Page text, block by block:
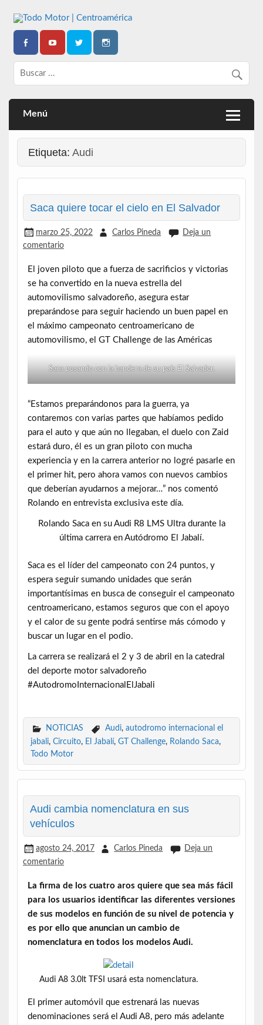
Todo Motor | Centroamérica
Menú
Etiqueta:Audi
Saca quiere tocar el cielo en El Salvador
marzo 25, 2022 Carlos Pineda
Deja un
comentario
El joven piloto que a fuerza de sacrificios y victorias
se ha convertido en la nueva estrella del
automovilismo salvadoreño, asegura estar
preparándose para seguir haciendo un buen papel en
el máximo campeonato centroamericano de
automovilismo, el GT Challenge de las Américas
Saca posando con la bandera de su país El Salvador.
“Estamos preparándonos para la guerra, ya
contaremos con varias partes que habíamos pedido
para el auto y que aún no llegaban, el duelo con Zaid
estará duro, él es un gran piloto con mucha
experiencia y en la carrera anterior no logré pasarle en
el primer hit, pero ahora vamos con nuevos cambios
que deberían ayudarnos a mejorar…” nos comentó
Rolando en entrevista exclusiva este día.
Rolando Saca en su Audi R8 LMS Ultra durante la
última carrera en Autódromo El Jabalí.
Saca es el líder del campeonato con 24 puntos, y
espera seguir sumando unidades que serán
importantísimas en busca de conseguir el campeonato
centroamericano, estamos seguros que con el apoyo
y el calor de su gente podrá sentirse más cómodo y
buscar un lugar en el podio.
La carrera se realizará el 2 y 3 de abril en la catedral
del deporte motor salvadoreño
#AutodromoInternacionalElJabali
NOTICIAS Audi, autodromo internacional el
jabali, Circuito, El Jabalí, GT Challenge, Rolando Saca,
Todo Motor
Audi cambia nomenclatura en sus
vehículos
agosto 24, 2017 Carlos Pineda
Deja un
comentario
La firma de los cuatro aros quiere que sea más fácil
para los usuarios identificar las diferentes versiones
de sus modelos en función de su nivel de potencia y
es por ello que anuncian un cambio de
nomenclatura en todos los modelos Audi.
Audi A8 3.0lt TFSI usará esta nomenclatura.
El primer automóvil que estrenará las nuevas
denominaciones será el Audi A8, pero más adelante